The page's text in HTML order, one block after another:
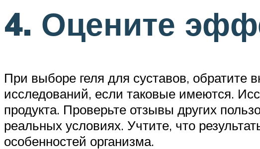
4. Оцените
При выборе геля для суставов, обратите
исследований, если таковые имеются.
продукта. Проверьте отзывы других
реальных условиях. Учтите, что
особенностей организма.